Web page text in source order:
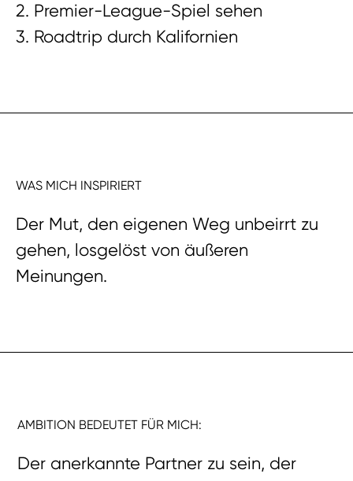
2. Premier-League-Spiel sehen
3. Roadtrip durch Kalifornien
WAS MICH INSPIRIERT
Der Mut, den eigenen Weg unbeirrt zu
gehen, losgelöst von äußeren
Meinungen.
AMBITION BEDEUTET FÜR MICH:
Der anerkannte Partner zu sein, der